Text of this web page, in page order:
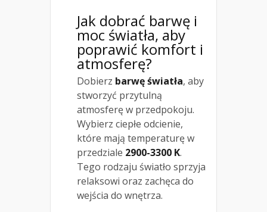
Jak dobrać barwę i
moc światła, aby
poprawić komfort i
atmosferę?
Dobierz barwę światła, aby
stworzyć przytulną
atmosferę w przedpokoju.
Wybierz ciepłe odcienie,
które mają temperaturę w
przedziale 2900-3300 K.
Tego rodzaju światło sprzyja
relaksowi oraz zachęca do
wejścia do wnętrza.